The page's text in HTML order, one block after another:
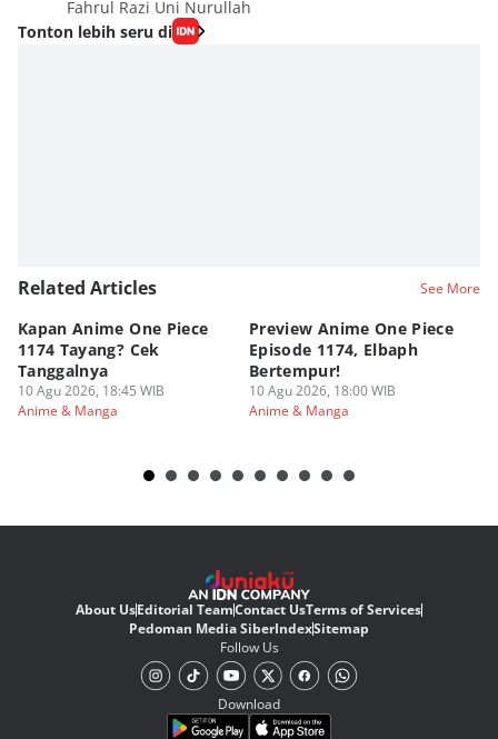
Fahrul Razi Uni Nurullah
Tonton lebih seru di
Related Articles See More
Kapan Anime One Piece
1174 Tayang? Cek
Tanggalnya
10 Agu 2026, 18:45 WIB
Anime & Manga
Preview Anime One Piece
Episode 1174, Elbaph
Bertempur!
10 Agu 2026, 18:00 WIB
Anime & Manga
About UsEditorial TeamContact UsTerms of Services
Pedoman Media SiberIndexSitemap
Follow Us
Download